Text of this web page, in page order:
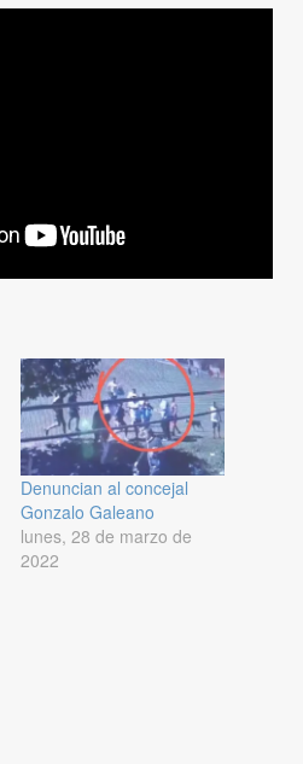
Denuncian al concejal
Gonzalo Galeano
lunes, 28 de marzo de
2022